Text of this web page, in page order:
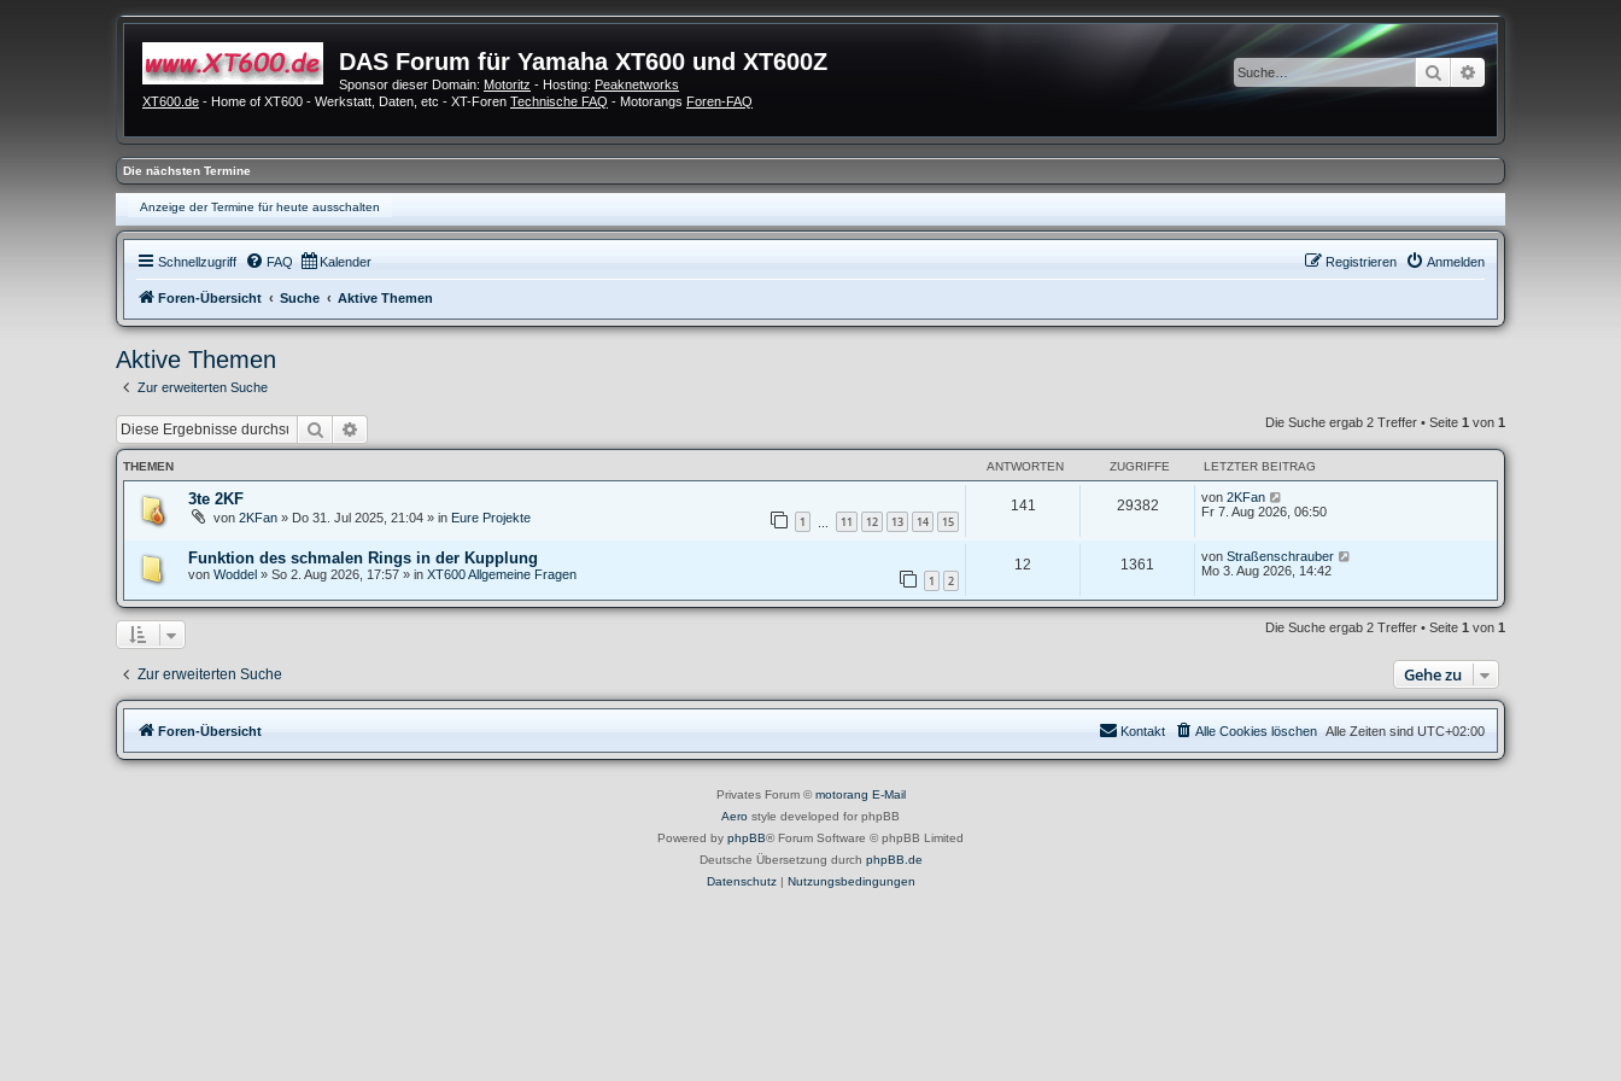
DAS Forum für Yamaha XT600 und XT600Z
Sponsor dieser Domain: Motoritz - Hosting: Peaknetworks
XT600.de - Home of XT600 - Werkstatt, Daten, etc - XT-Foren Technische FAQ - Motorangs Foren-FAQ
Suche Erweiterte Suche
Die nächsten Termine
Anzeige der Termine für heute ausschalten
Schnellzugriff FAQ Kalender Anmelden
Registrieren
Foren-Übersicht Suche Aktive Themen
Aktive Themen
Zur erweiterten Suche
Suche Die Suche ergab 2 Treffer • Seite 1 von 1
THEMEN ANTWORTEN ZUGRIFFE LETZTER BEITRAG
3te 2KF
von 2KFan » Do 31. Jul 2025, 21:04 » in Eure Projekte 1 … 11 12 13 14 15
141 29382 von 2KFan
Fr 7. Aug 2026, 06:50
Funktion des schmalen Rings in der Kupplung
von Woddel » So 2. Aug 2026, 17:57 » in XT600 Allgemeine Fragen 1 2
12 1361 von Straßenschrauber
Mo 3. Aug 2026, 14:42
Die Suche ergab 2 Treffer • Seite 1 von 1
Zur erweiterten Suche Gehe zu
Foren-Übersicht Alle Zeiten sind UTC+02:00
Alle Cookies löschen
Kontakt
Privates Forum ©motorang E-Mail
Aero style developed for phpBB
Powered by phpBB® Forum Software © phpBB Limited
Deutsche Übersetzung durch phpBB.de
Datenschutz| Nutzungsbedingungen